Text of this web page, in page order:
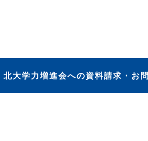
北大学力増進会への資料請求・お